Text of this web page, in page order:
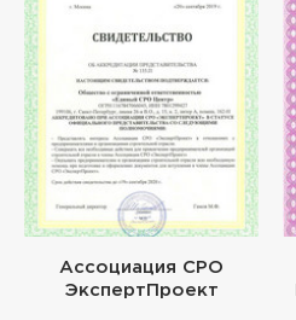
Ассоциация СРО
ЭкспертПроект